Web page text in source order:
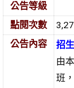
公告等級
點閱次數
公告內容
招
由
班